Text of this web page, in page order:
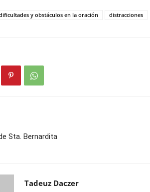
y obstáculos en la oración distracciones
Sta. Bernardita
Tadeuz Daczer